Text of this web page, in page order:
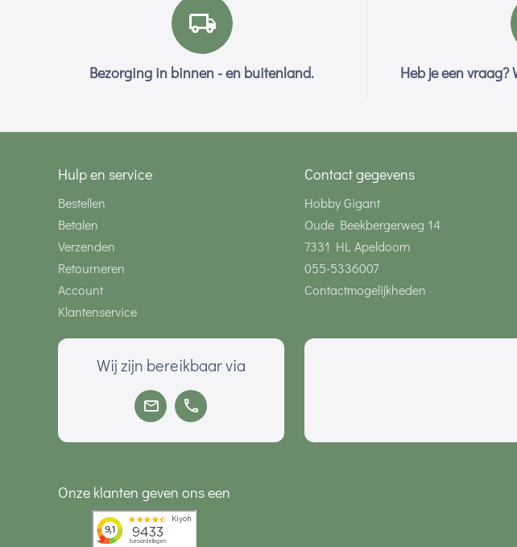
Bezorging in binnen - en buitenland. Heb je een vraag?
Hulp en service
Bestellen
Betalen
Verzenden
Retourneren
Account
Klantenservice
Contact gegevens
Hobby Gigant
Oude Beekbergerweg 14
7331 HL Apeldoorn
055-5336007
Contactmogelijkheden
Wij zijn bereikbaar via
Onze klanten geven ons een